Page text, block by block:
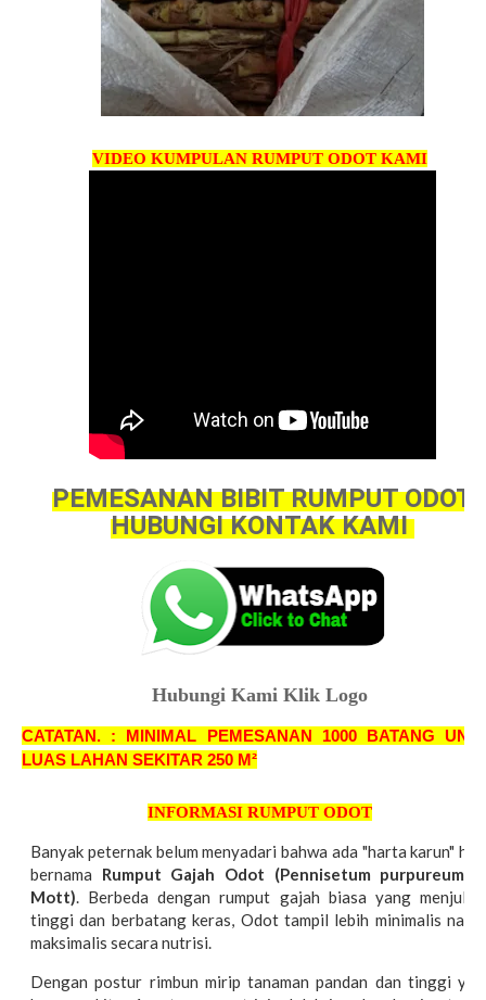
VIDEO KUMPULAN RUMPUT ODOT KAMI
PEMESANAN BIBIT RUMPUT ODOT
HUBUNGI KONTAK KAMI
Hubungi Kami Klik Logo
CATATAN. : MINIMAL PEMESANAN 1000 BATANG
LUAS LAHAN SEKITAR 250 M²
INFORMASI RUMPUT ODOT
Banyak peternak belum menyadari bahwa ada "harta karun"
bernama Rumput Gajah Odot (Pennisetum purpureum
Mott). Berbeda dengan rumput gajah biasa yang
tinggi dan berbatang keras, Odot tampil lebih minimalis
maksimalis secara nutrisi.
Dengan postur rimbun mirip tanaman pandan dan tinggi